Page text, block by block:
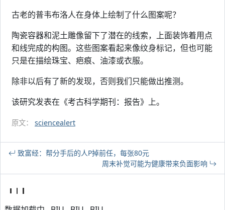
古老的普韦布洛人在身体上绘制了什么图案呢？
陶瓷容器和泥土雕像留下了潜在的线索，上面装饰着用点
和线完成的构图。这些图案看起来像纹身标记，但也可能
只是在描绘珠宝、疤痕、油漆或衣服。
除非以后有了新的发现，否则我们只能做出推测。
该研究发表在《考古科学期刊：报告》上。
原文： sciencealert
致富经：帮分手后的人P掉前任，每张80元
周末补觉可能为健康带来负面影响